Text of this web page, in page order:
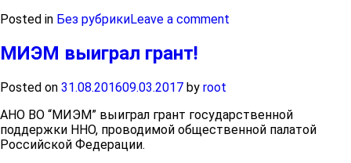
Posted in Без рубрикиLeave a comment
МИЭМ выиграл грант!
Posted on 31.08.201609.03.2017 by root
АНО ВО “МИЭМ” выиграл грант государственной
поддержки ННО, проводимой общественной палатой
Российской Федерации.